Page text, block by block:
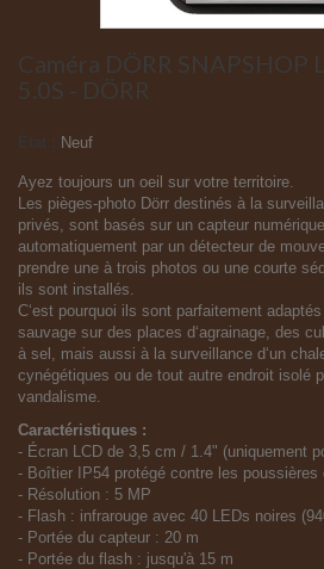
Caméra DÖRR SNAPSHOP
5.0S - DÖRR
Neuf
Ayez toujours un oeil sur votre territoire.
Les pièges-photo Dörr destinés à la
privés, sont basés sur un capteur
automatiquement par un détecteur de
prendre une à trois photos ou une courte
ils sont installés.
C‘est pourquoi ils sont parfaitement
sauvage sur des places d‘agrainage, des
à sel, mais aussi à la surveillance d‘un
cynégétiques ou de tout autre endroit isolé
vandalisme.
Caractéristiques :
- Écran LCD de 3,5 cm / 1.4" (uniquement
- Boîtier IP54 protégé contre les
- Résolution : 5 MP
- Flash : infrarouge avec 40 LEDs noires
- Portée du capteur : 20 m
- Portée du flash : jusqu'à 15 m